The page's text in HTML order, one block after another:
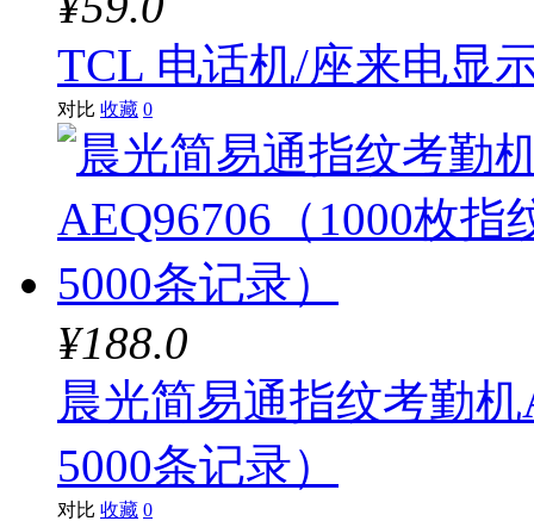
TCL 电话机/座来电显
对比 收藏 0
¥188.0
晨光简易通指纹考勤
5000条记录）
对比 收藏 0